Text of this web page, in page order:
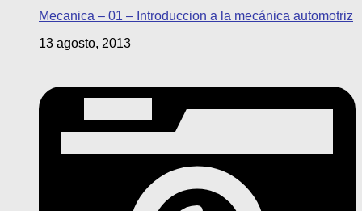
Mecanica – 01 – Introduccion a la mecánica automotriz
13 agosto, 2013